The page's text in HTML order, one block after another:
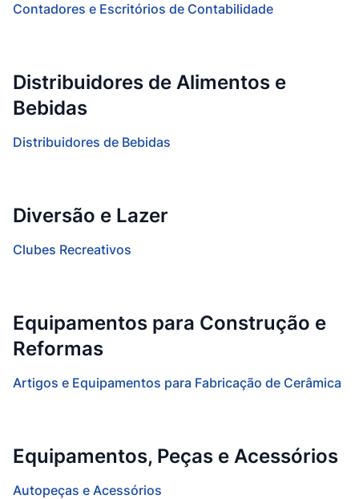
Contadores e Escritórios de Contabilidade
Distribuidores de Alimentos e
Bebidas
Distribuidores de Bebidas
Diversão e Lazer
Clubes Recreativos
Equipamentos para Construção e
Reformas
Artigos e Equipamentos para Fabricação de Cerâmica
Equipamentos, Peças e Acessórios
Autopeças e Acessórios